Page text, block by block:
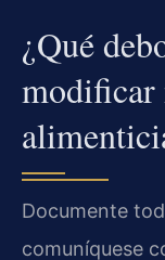
¿Qué
modificar
Documente
comuníquese